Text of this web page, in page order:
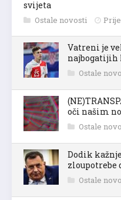
svijeta
Ostale novosti
Vatreni je
najbogatijih
Ostale
oči našim
Ostale
Dodik
zloupotrebe
Ostale